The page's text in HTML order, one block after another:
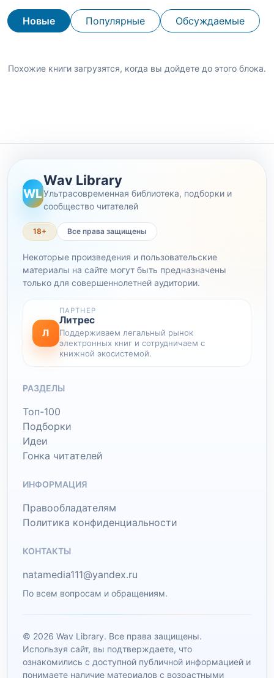
Новые Популярные Обсуждаемые
Похожие книги загрузятся, когда вы дойдете до этого блока.
WL
Wav Library
Ультрасовременная библиотека, подборки и
сообщество читателей
18+ Все права защищены
Некоторые произведения и пользовательские
материалы на сайте могут быть предназначены
только для совершеннолетней аудитории.
Л
ПАРТНЕР
Литрес
Поддерживаем легальный рынок
электронных книг и сотрудничаем с
книжной экосистемой.
РАЗДЕЛЫ
Топ-100
Подборки
Идеи
Гонка читателей
ИНФОРМАЦИЯ
Правообладателям
Политика конфиденциальности
КОНТАКТЫ
natamedia111@yandex.ru
По всем вопросам и обращениям.
© 2026 Wav Library. Все права защищены.
Используя сайт, вы подтверждаете, что
ознакомились с доступной публичной информацией и
понимаете наличие материалов с возрастными